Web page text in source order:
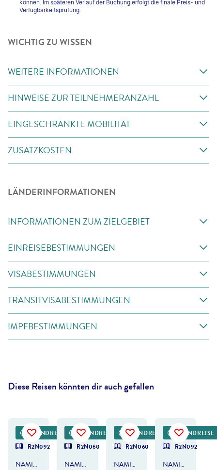
können. Im späteren Verlauf der Buchung erfolgt die finale Preis- und
Verfügbarkeitsprüfung.
WICHTIG ZU WISSEN
WEITERE INFORMATIONEN
HINWEISE ZUR TEILNEHMERANZAHL
EINGESCHRÄNKTE MOBILITÄT
ZUSATZKOSTEN
LÄNDERINFORMATIONEN
INFORMATIONEN ZUM ZIELGEBIET
EINREISEBESTIMMUNGEN
VISABESTIMMUNGEN
TRANSITVISABESTIMMUNGEN
IMPFBESTIMMUNGEN
Diese Reisen könnten dir auch gefallen
RUNDREISE
R2N092
NAMIBIA
RUNDREISE
R2N060
NAMIBIA, BOTSWANA & SIMBABWE
DEALRUNDREISE
R2N060
NAMIBIA, BOTSWANA & SIMBABWE
DEALRUNDREISE
R2N092
NAMIBIA